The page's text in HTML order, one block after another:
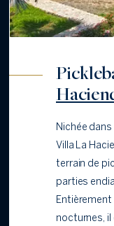
Nichée
Villa La
terrain de
parties
nocturnes,